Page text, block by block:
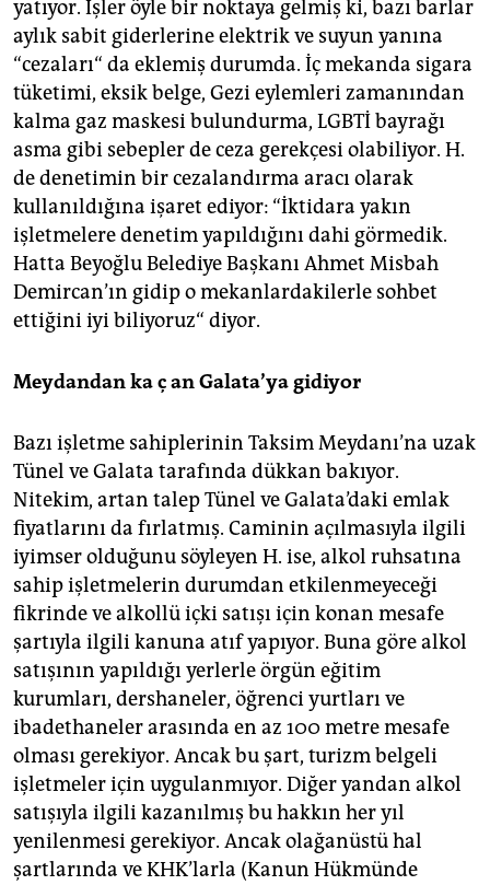
yatıyor. İşler öyle bir noktaya gelmiş ki, bazı barlar
aylık sabit giderlerine elektrik ve suyun yanına
“cezaları“ da eklemiş durumda. İç mekanda sigara
tüketimi, eksik belge, Gezi eylemleri zamanından
kalma gaz maskesi bulundurma, LGBTİ bayrağı
asma gibi sebepler de ceza gerekçesi olabiliyor. H.
de denetimin bir cezalandırma aracı olarak
kullanıldığına işaret ediyor: “İktidara yakın
işletmelere denetim yapıldığını dahi görmedik.
Hatta Beyoğlu Belediye Başkanı Ahmet Misbah
Demircan’ın gidip o mekanlardakilerle sohbet
ettiğini iyi biliyoruz“ diyor.
Meydandan kaçan Galata’ya gidiyor
Bazı işletme sahiplerinin Taksim Meydanı’na uzak
Tünel ve Galata tarafında dükkan bakıyor.
Nitekim, artan talep Tünel ve Galata’daki emlak
fiyatlarını da fırlatmış. Caminin açılmasıyla ilgili
iyimser olduğunu söyleyen H. ise, alkol ruhsatına
sahip işletmelerin durumdan etkilenmeyeceği
fikrinde ve alkollü içki satışı için konan mesafe
şartıyla ilgili kanuna atıf yapıyor. Buna göre alkol
satışının yapıldığı yerlerle örgün eğitim
kurumları, dershaneler, öğrenci yurtları ve
ibadethaneler arasında en az 100 metre mesafe
olması gerekiyor. Ancak bu şart, turizm belgeli
işletmeler için uygulanmıyor. Diğer yandan alkol
satışıyla ilgili kazanılmış bu hakkın her yıl
yenilenmesi gerekiyor. Ancak olağanüstü hal
şartlarında ve KHK’larla (Kanun Hükmünde